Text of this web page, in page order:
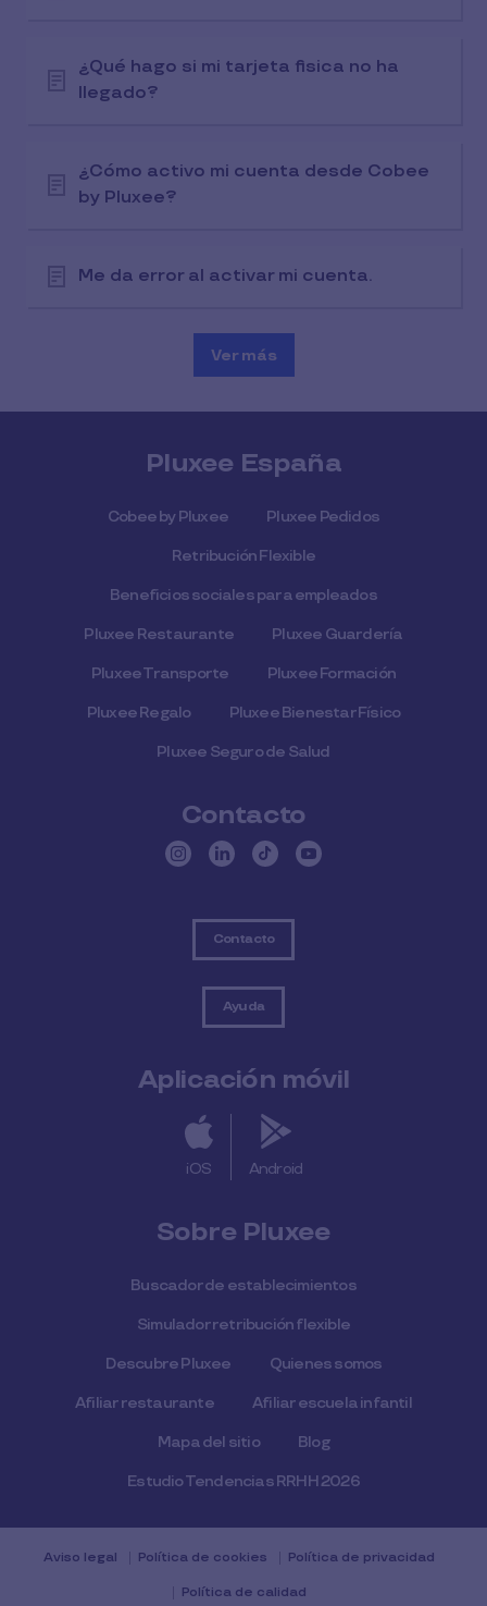
¿Qué hago si mi tarjeta fisica no ha
llegado?
¿Cómo activo mi cuenta desde Cobee
by Pluxee?
Me da error al activar mi cuenta.
Ver más
Pluxee España
Cobee by Pluxee Pluxee Pedidos
Retribución Flexible
Beneficios sociales para empleados
Pluxee Restaurante Pluxee Guardería
Pluxee Transporte Pluxee Formación
Pluxee Regalo Pluxee Bienestar Físico
Pluxee Seguro de Salud
Contacto
Contacto
Ayuda
Aplicación móvil
iOS Android
Sobre Pluxee
Buscador de establecimientos
Simulador retribución flexible
Descubre Pluxee Quienes somos
Afiliar restaurante Afiliar escuela infantil
Mapa del sitio Blog
Estudio Tendencias RRHH 2026
Aviso legal Política de cookies Política de privacidad
Política de calidad